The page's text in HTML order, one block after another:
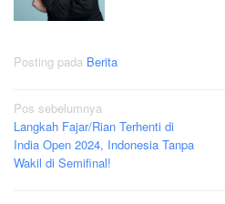
Posting pada Berita
Navigasi
pos
Pos sebelumnya
Langkah Fajar/Rian Terhenti di
India Open 2024, Indonesia Tanpa
Wakil di Semifinal!